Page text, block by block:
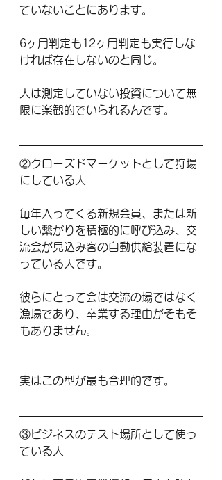
ていないことにあります。
6ヶ月判定も12ヶ月判定も実行しな
ければ存在しないのと同じ。
人は測定していない投資について無
限に楽観的でいられるんです。
②クローズドマーケットとして狩場
にしている人
毎年入ってくる新規会員、または新
しい繋がりを積極的に呼び込み、交
流会が見込み客の自動供給装置にな
っている人です。
彼らにとって会は交流の場ではなく
漁場であり、卒業する理由がそもそ
もありません。
実はこの型が最も合理的です。
③ビジネスのテスト場所として使っ
ている人